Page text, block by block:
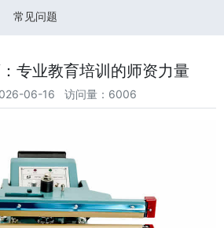
常见问题
专业教育培训的师资力量
06-16 访问量：6006